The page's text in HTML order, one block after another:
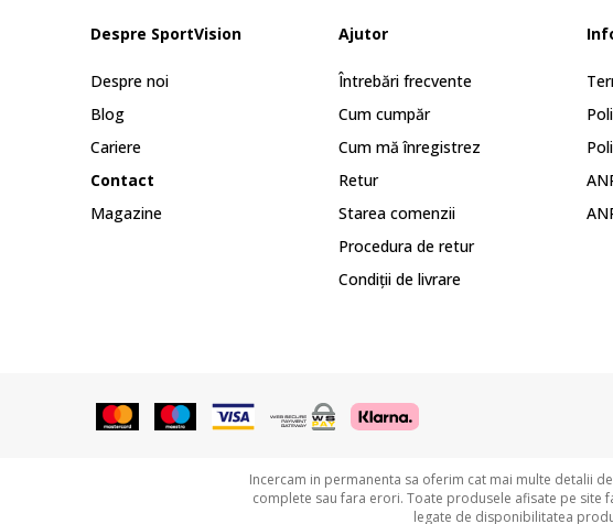
Despre SportVision
Despre noi
Blog
Cariere
Contact
Magazine
Ajutor
Întrebări frecvente
Cum cumpăr
Cum mă înregistrez
Retur
Starea comenzii
Procedura de retur
Condiții de livrare
Incercam in permanenta sa oferim cat mai multe detalii
complete sau fara erori. Toate produsele afisate pe site
legate de disponibilitatea